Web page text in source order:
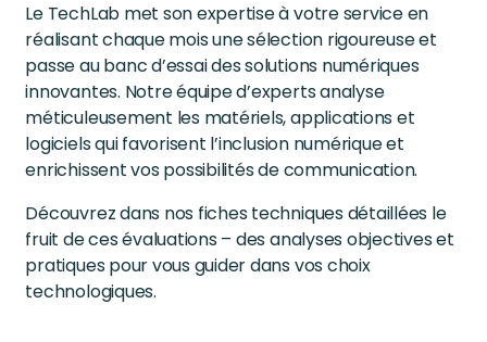
Le TechLab met son expertise à votre service en
réalisant chaque mois une sélection rigoureuse et
passe au banc d’essai des solutions numériques
innovantes. Notre équipe d’experts analyse
méticuleusement les matériels, applications et
logiciels qui favorisent l’inclusion numérique et
enrichissent vos possibilités de communication.
Découvrez dans nos fiches techniques détaillées le
fruit de ces évaluations – des analyses objectives et
pratiques pour vous guider dans vos choix
technologiques.